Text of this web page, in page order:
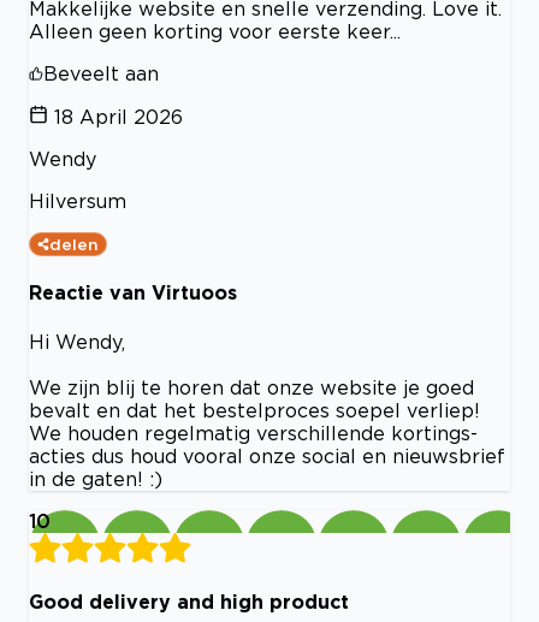
Makkelijke website en snelle verzending. Love it.
Alleen geen korting voor eerste keer...
Beveelt aan
18 April 2026
Wendy
Hilversum
delen
Reactie van Virtuoos
Hi Wendy,
We zijn blij te horen dat onze website je goed
bevalt en dat het bestelproces soepel verliep!
We houden regelmatig verschillende kortings-
acties dus houd vooral onze social en nieuwsbrief
in de gaten! :)
10
Good delivery and high product